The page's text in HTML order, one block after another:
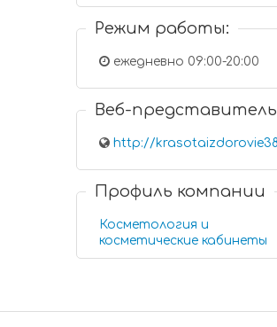
Режим работы:
ежедневно 09:00-20:00
Веб-
http://
Профиль компании
Косметология и
косметические кабинеты